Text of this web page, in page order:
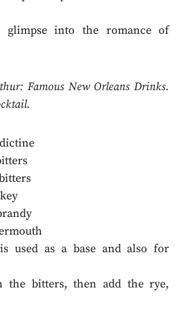
glimpse into the romance of
Famous New Orleans Drinks.
used as a base and also for
the bitters, then add the rye,